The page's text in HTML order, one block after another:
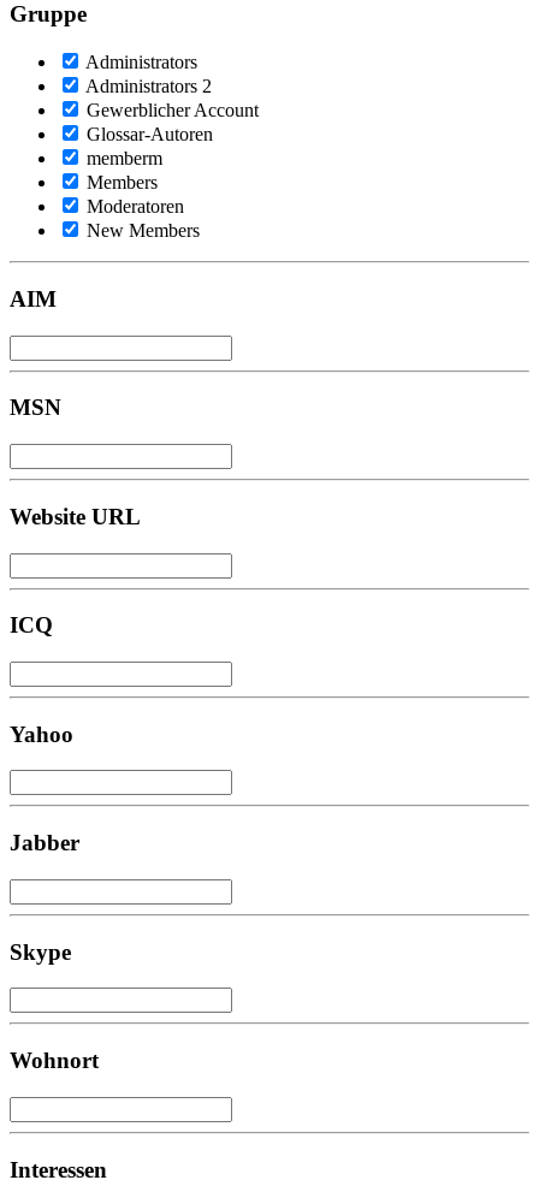
Gruppe
Administrators
Administrators 2
Gewerblicher Account
Glossar-Autoren
memberm
Members
Moderatoren
New Members
AIM
MSN
Website URL
ICQ
Yahoo
Jabber
Skype
Wohnort
Interessen